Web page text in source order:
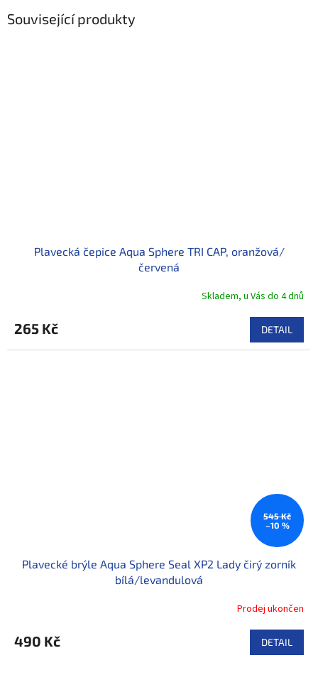
Související produkty
Plavecká čepice Aqua Sphere TRI CAP, oranžová/
červená
Skladem, u Vás do 4 dnů
265 Kč DETAIL
545 Kč
–10 %
Plavecké brýle Aqua Sphere Seal XP2 Lady čirý zorník
bílá/levandulová
Prodej ukončen
490 Kč DETAIL